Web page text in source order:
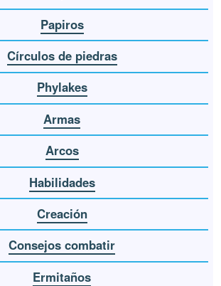
Papiros
Círculos de piedras
Phylakes
Armas
Arcos
Habilidades
Creación
Consejos combatir
Ermitaños